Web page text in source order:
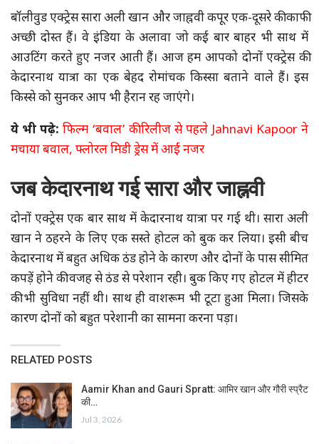
बॉलीवुड एक्ट्रेस सारा अली खान और जाह्नवी कपूर एक-दूसरे की काफी
अच्छी दोस्त हैं। वे इंडिया के अलावा जो कई बार बाहर भी साथ में
आउटिंग करते हुए नजर आती हैं। आज हम आपको दोनों एक्ट्रेस की
केदारनाथ यात्रा का एक बेहद रोमांचक किस्सा बताने वाले हैं। इस
किस्से को सुनकर आप भी हैरान रह जाएंगे।
ये भी पढ़े: फिल्म ‘बवाल’ की रिलीज से पहले Jahnavi Kapoor ने
मचाया बवाल, फ्लोरल मिडी ड्रेस में आईं नजर
जब केदारनाथ गई सारा और जाह्नवी
दोनों एक्ट्रेस एक बार साथ में केदारनाथ यात्रा पर गई थी। सारा अली
खान ने ठहरने के लिए एक सस्ते होटल को बुक कर लिया। इसी बीच
केदारनाथ में बहुत अधिक ठंड होने के कारण और दोनों के पास सीमित
कपड़ें होने की वजह से ठंड से परेशान रही। बुक किए गए होटल में हीटर
की भी सुविधा नहीं थी। साथ ही वाशरूम भी टूटा हुआ मिला। जिसके
कारण दोनों को बहुत परेशानी का सामना करना पड़ा।
RELATED POSTS
Aamir Khan and Gauri Spratt: आमिर खान और गौरी स्प्रैट
की…
Jul 3, 2026